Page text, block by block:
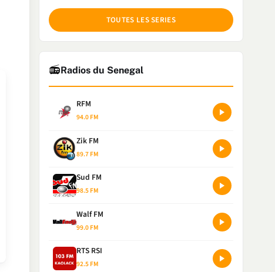
TOUTES LES SERIES
📻Radios du Senegal
RFM
94.0 FM
Zik FM
89.7 FM
Sud FM
98.5 FM
Walf FM
99.0 FM
RTS RSI
92.5 FM